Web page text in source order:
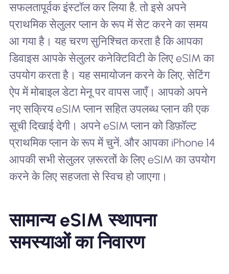
सफलतापूर्वक इंस्टॉल कर लिया है, तो इसे अपने
प्राथमिक सेलुलर प्लान के रूप में सेट करने का समय
आ गया है। यह चरण सुनिश्चित करता है कि आपका
डिवाइस आपके सेलुलर कनेक्टिविटी के लिए eSIM का
उपयोग करता है। यह समायोजन करने के लिए, सेटिंग
ऐप में मोबाइल डेटा मेनू पर वापस जाएँ। आपको अपने
नए सक्रिय eSIM प्लान सहित उपलब्ध प्लान की एक
सूची दिखाई देगी। अपने eSIM प्लान को डिफ़ॉल्ट
प्राथमिक प्लान के रूप में चुनें, और आपका iPhone 14
आपकी सभी सेलुलर ज़रूरतों के लिए eSIM का उपयोग
करने के लिए सहजता से स्विच हो जाएगा।
सामान्य eSIM स्थापना
समस्याओं का निवारण